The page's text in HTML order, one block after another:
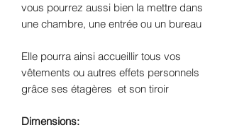
vous pourrez aussi bien la mettre dans
une chambre, une entrée ou un bureau
Elle pourra ainsi accueillir tous vos
vêtements ou autres effets personnels
grâce ses étagères et son tiroir
Dimensions: